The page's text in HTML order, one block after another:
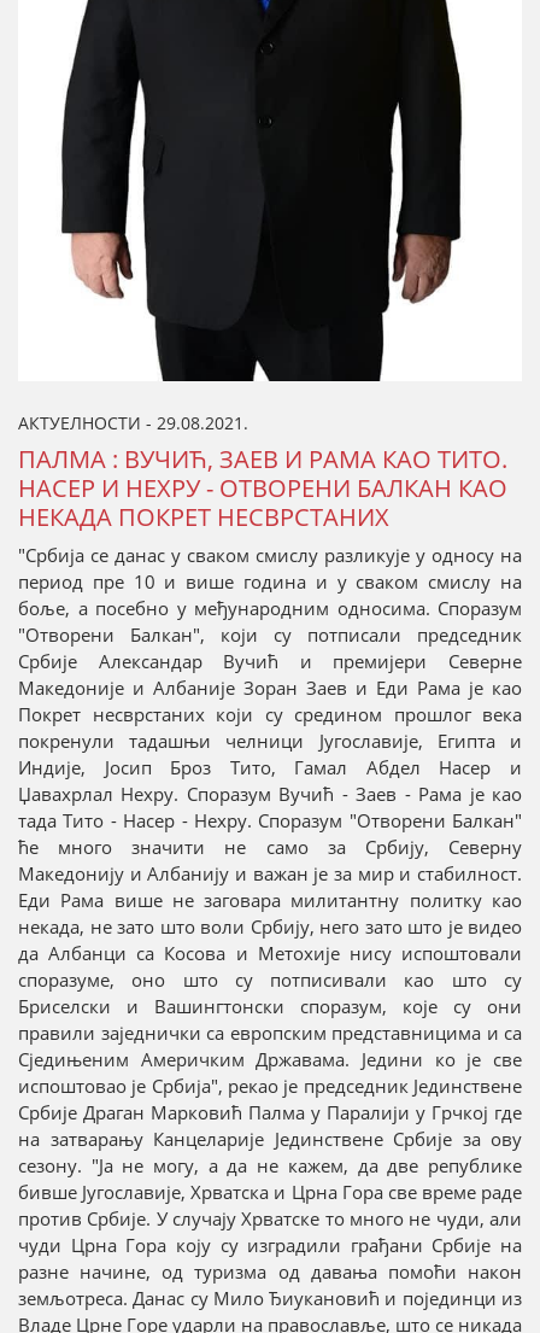
АКТУЕЛНОСТИ - 29.08.2021.
ПАЛМА : ВУЧИЋ, ЗАЕВ И РАМА КАО ТИТО.
НАСЕР И НЕХРУ - ОТВОРЕНИ БАЛКАН КАО
НЕКАДА ПОКРЕТ НЕСВРСТАНИХ
"Србија се данас у сваком смислу разликује у односу на
период пре 10 и више година и у сваком смислу на
боље, а посебно у међународним односима. Споразум
"Отворени Балкан", који су потписали председник
Србије Александар Вучић и премијери Северне
Македоније и Албаније Зоран Заев и Еди Рама је као
Покрет несврстаних који су средином прошлог века
покренули тадашњи челници Југославије, Египта и
Индије, Јосип Броз Тито, Гамал Абдел Насер и
Џавахрлал Нехру. Споразум Вучић - Заев - Рама је као
тада Тито - Насер - Нехру. Споразум "Отворени Балкан"
ће много значити не само за Србију, Северну
Македонију и Албанију и важан је за мир и стабилност.
Еди Рама више не заговара милитантну политку као
некада, не зато што воли Србију, него зато што је видео
да Албанци са Косова и Метохије нису испоштовали
споразуме, оно што су потписивали као што су
Бриселски и Вашингтонски споразум, које су они
правили заједнички са европским представницима и са
Сједињеним Америчким Државама. Једини ко је све
испоштовао је Србија", рекао је председник Јединствене
Србије Драган Марковић Палма у Паралији у Грчкој где
на затварању Канцеларије Јединствене Србије за ову
сезону. "Ја не могу, а да не кажем, да две републике
бивше Југославије, Хрватска и Црна Гора све време раде
против Србије. У случају Хрватске то много не чуди, али
чуди Црна Гора коју су изградили грађани Србије на
разне начине, од туризма од давања помоћи након
земљотреса. Данас су Мило Ђиукановић и појединци из
Владе Црне Горе ударли на православље, што се никада